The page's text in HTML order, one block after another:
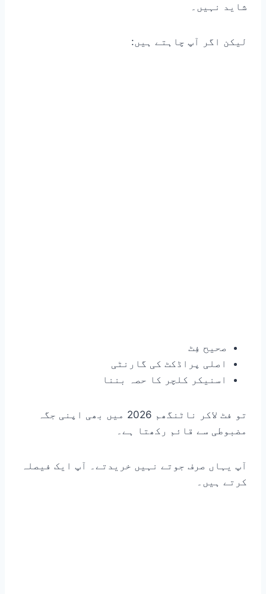
شاید نہیں۔
لیکن اگر آپ چاہتے ہیں:
صحیح فِٹ
اصلی پراڈکٹ کی گارنٹی
اسنیکر کلچر کا حصہ بننا
تو فٹ لاکر ناٹنگھم 2026 میں بھی اپنی جگہ
مضبوطی سے قائم رکھتا ہے۔
آپ یہاں صرف جوتے نہیں خریدتے۔ آپ ایک فیصلہ
کرتے ہیں۔